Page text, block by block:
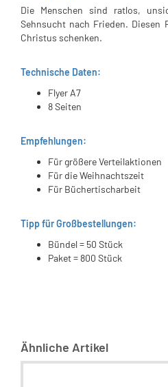
Die Menschen sind ratlos,
Sehnsucht nach Frieden. Diesen
Christus schenken.
Technische Daten:
Flyer A7
8 Seiten
Empfehlungen:
Für größere Verteilaktionen
Für die Weihnachtszeit
Für Büchertischarbeit
Tipp für Großbestellungen:
Bündel = 50 Stück
Paket = 800 Stück
Ähnliche Artikel